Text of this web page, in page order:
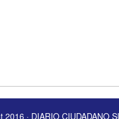
· DIARIO CIUDADANO